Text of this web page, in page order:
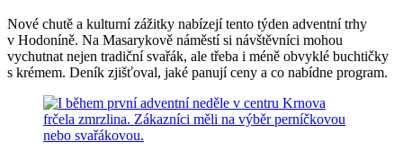
Nové chutě a kulturní zážitky nabízejí tento týden adventní trhy
v Hodoníně. Na Masarykově náměstí si návštěvníci mohou
vychutnat nejen tradiční svařák, ale třeba i méně obvyklé buchtičky
s krémem. Deník zjišťoval, jaké panují ceny a co nabídne program.